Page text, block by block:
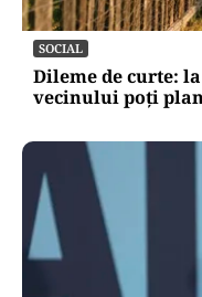
SOCIAL
Dileme de curte:
vecinului poți